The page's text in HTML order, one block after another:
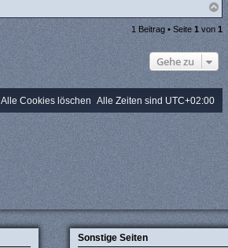
k
t
d
a
e
n
v
o
n
m
a
6
d
e
N
a
c
h
b
e
1 Beitrag • Seite1 von1
Gehe zu
Alle Zeiten sind UTC+02:00
Alle Cookies löschen
Sonstige Seiten